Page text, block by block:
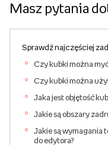
Masz pytania
Sprawdź najczęściej
Czy kubki można
Czy kubki można
Jaka jest objętość
Jakie są obszary
Jakie są wymagania
do edytora?